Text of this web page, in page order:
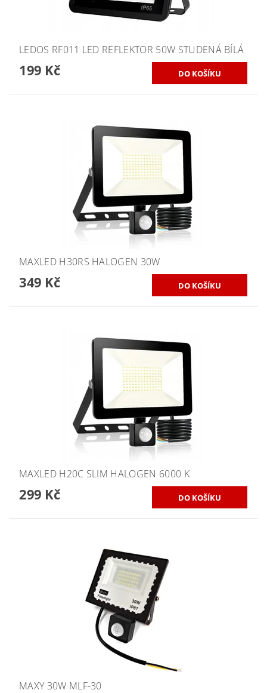
LEDOS RF011 LED REFLEKTOR 50W STUDENÁ BÍLÁ
199 Kč
MAXLED H30RS HALOGEN 30W
349 Kč
MAXLED H20C SLIM HALOGEN 6000 K
299 Kč
MAXY 30W MLF-30